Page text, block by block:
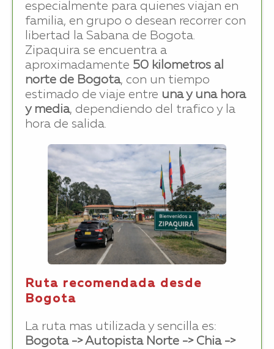
especialmente para quienes viajan en
familia, en grupo o desean recorrer con
libertad la Sabana de Bogota.
Zipaquira se encuentra a
aproximadamente 50 kilometros al
norte de Bogota, con un tiempo
estimado de viaje entre una y una hora
y media, dependiendo del trafico y la
hora de salida.
Ruta recomendada desde
Bogota
La ruta mas utilizada y sencilla es:
Bogota -> Autopista Norte -> Chia ->